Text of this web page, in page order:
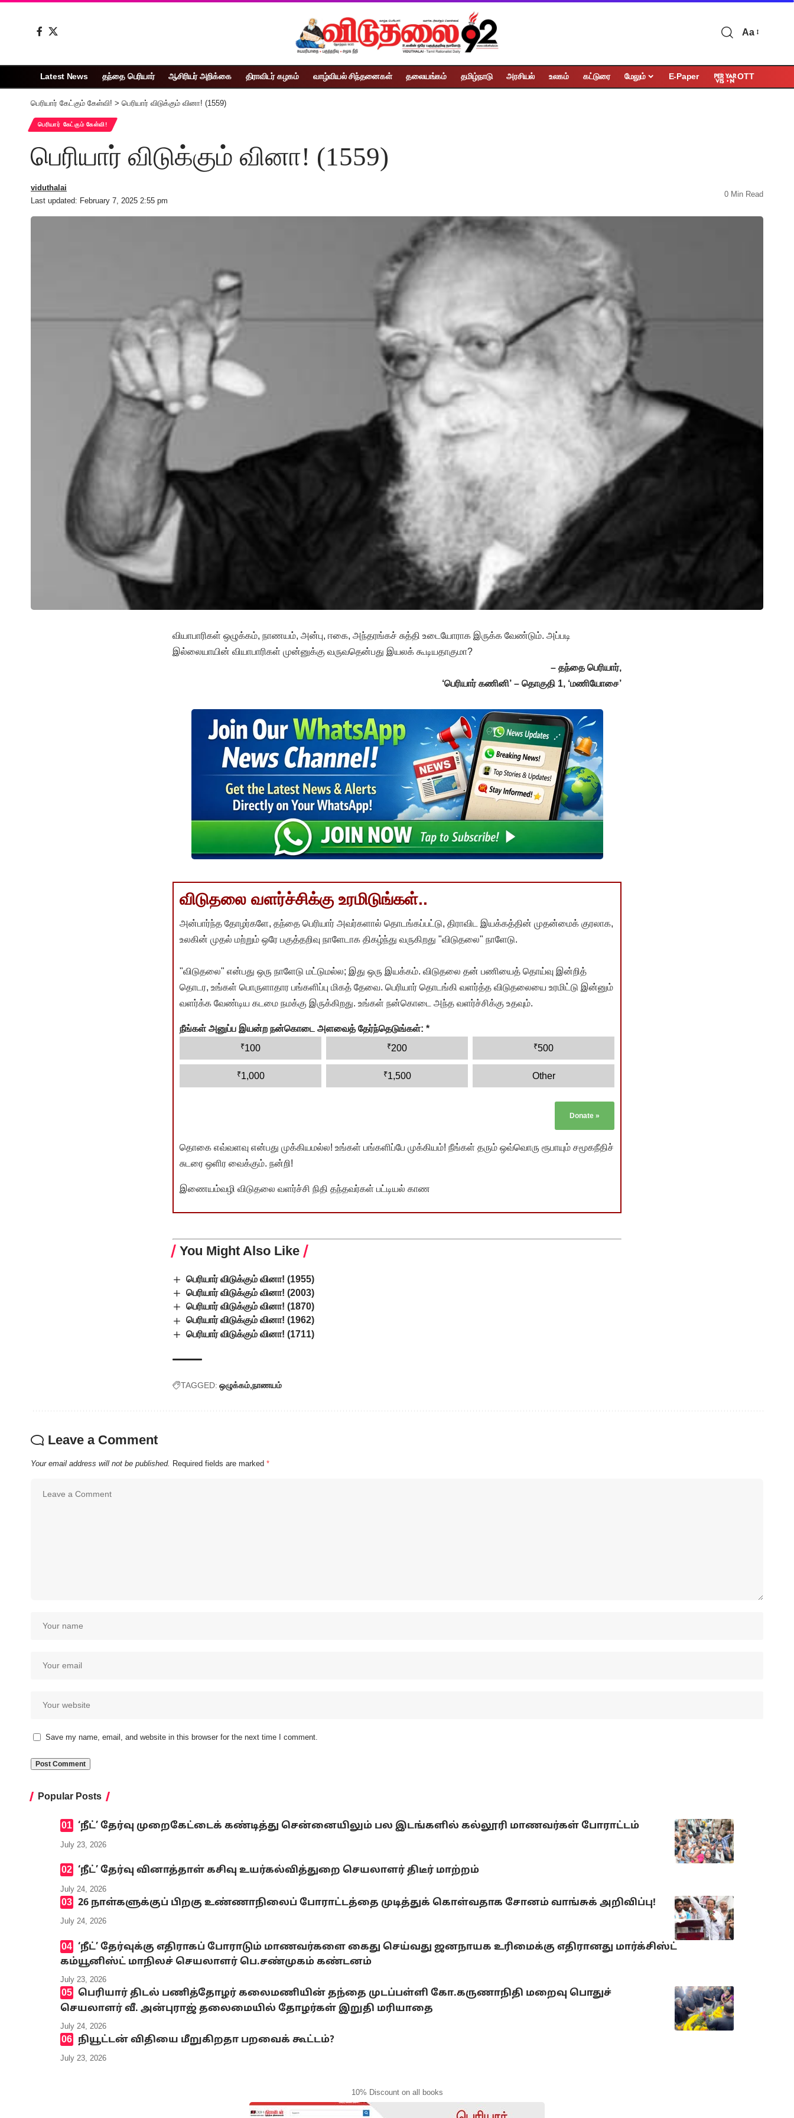
Aa
Latest News தந்தை பெரியார் ஆசிரியர் அறிக்கை திராவிடர் கழகம் வாழ்வியல் சிந்தனைகள் தலையங்கம் தமிழ்நாடு அரசியல் உலகம் கட்டுரை மேலும் E-Paper OTT
பெரியார் கேட்கும் கேள்வி! > பெரியார் விடுக்கும் வினா! (1559)
பெரியார் கேட்கும் கேள்வி!
பெரியார் விடுக்கும் வினா! (1559)
Last updated: February 7, 2025 2:55 pm
viduthalai
0 Min Read
வியாபாரிகள் ஒழுக்கம், நாணயம், அன்பு, ஈகை, அந்தரங்கச் சுத்தி உடையோராக இருக்க வேண்டும். அப்படி
இல்லையாயின் வியாபாரிகள் முன்னுக்கு வருவதென்பது இயலக் கூடியதாகுமா?
– தந்தை பெரியார்,
‘பெரியார் கணினி’ – தொகுதி 1, ‘மணியோசை’
விடுதலை வளர்ச்சிக்கு உரமிடுங்கள்..
அன்பார்ந்த தோழர்களே, தந்தை பெரியார் அவர்களால் தொடங்கப்பட்டு, திராவிட இயக்கத்தின் முதன்மைக் குரலாக,
உலகின் முதல் மற்றும் ஒரே பகுத்தறிவு நாளேடாக திகழ்ந்து வருகிறது "விடுதலை" நாளேடு.
"விடுதலை" என்பது ஒரு நாளேடு மட்டுமல்ல; இது ஒரு இயக்கம். விடுதலை தன் பணியைத் தொய்வு இன்றித்
தொடர, உங்கள் பொருளாதார பங்களிப்பு மிகத் தேவை. பெரியார் தொடங்கி வளர்த்த விடுதலையை உரமிட்டு இன்னும்
வளர்க்க வேண்டிய கடமை நமக்கு இருக்கிறது. உங்கள் நன்கொடை அந்த வளர்ச்சிக்கு உதவும்.
நீங்கள் அனுப்ப இயன்ற நன்கொடை அளவைத் தேர்ந்தெடுங்கள்: *
₹100 ₹200 ₹500
₹1,000 ₹1,500 Other
Donate »
தொகை எவ்வளவு என்பது முக்கியமல்ல! உங்கள் பங்களிப்பே முக்கியம்! நீங்கள் தரும் ஒவ்வொரு ரூபாயும் சமூகநீதிச்
சுடரை ஒளிர வைக்கும். நன்றி!
இணையம்வழி விடுதலை வளர்ச்சி நிதி தந்தவர்கள் பட்டியல் காண
You Might Also Like
பெரியார் விடுக்கும் வினா! (1955)
பெரியார் விடுக்கும் வினா! (2003)
பெரியார் விடுக்கும் வினா! (1870)
பெரியார் விடுக்கும் வினா! (1962)
பெரியார் விடுக்கும் வினா! (1711)
TAGGED: ஒழுக்கம் நாணயம்
Leave a Comment
Your email address will not be published. Required fields are marked *
Save my name, email, and website in this browser for the next time I comment.
Popular Posts
‘நீட்’ தேர்வு முறைகேட்டைக் கண்டித்து சென்னையிலும் பல இடங்களில் கல்லூரி மாணவர்கள் போராட்டம்
July 23, 2026
‘நீட்’ தேர்வு வினாத்தாள் கசிவு உயர்கல்வித்துறை செயலாளர் திடீர் மாற்றம்
July 24, 2026
26 நாள்களுக்குப் பிறகு உண்ணாநிலைப் போராட்டத்தை முடித்துக் கொள்வதாக சோனம் வாங்சுக் அறிவிப்பு!
July 24, 2026
‘நீட்’ தேர்வுக்கு எதிராகப் போராடும் மாணவர்களை கைது செய்வது ஜனநாயக உரிமைக்கு எதிரானது மார்க்சிஸ்ட்
கம்யூனிஸ்ட் மாநிலச் செயலாளர் பெ.சண்முகம் கண்டனம்
July 23, 2026
பெரியார் திடல் பணித்தோழர் கலைமணியின் தந்தை முடப்பள்ளி கோ.கருணாநிதி மறைவு பொதுச்
செயலாளர் வீ. அன்புராஜ் தலைமையில் தோழர்கள் இறுதி மரியாதை
July 24, 2026
நியூட்டன் விதியை மீறுகிறதா பறவைக் கூட்டம்?
July 23, 2026
10% Discount on all books